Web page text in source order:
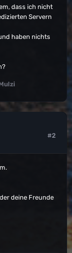
dass ich nicht
Servern
haben nichts
#2
deine Freunde